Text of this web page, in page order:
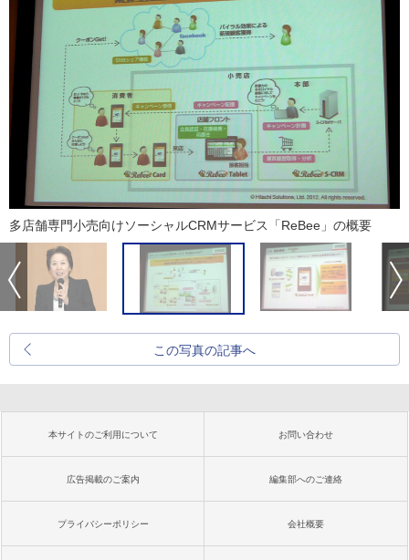
多店舗専門小売向けソーシャルCRMサービス「ReBee」の概要
この写真の記事へ
本サイトのご利用について お問い合わせ
広告掲載のご案内 編集部へのご連絡
プライバシーポリシー 会社概要